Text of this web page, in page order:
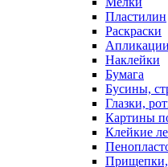
Пластилин
Раскраски
Апликации
Наклейки
Бумага
Бусины,
Глазки,
Картины
Клейкие
Прищепки,